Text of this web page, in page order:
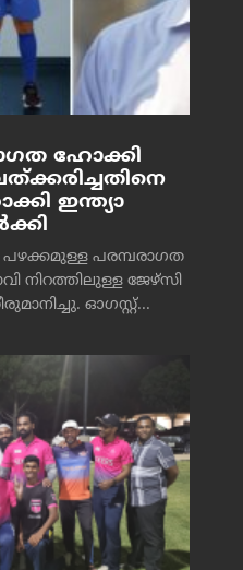
ഹോക്കി
ഇന്ത്യാ
പരമ്പരാഗത
നിറത്തിലുള്ള ജേഴ്‌സി
ഓഗസ്റ്റ്...